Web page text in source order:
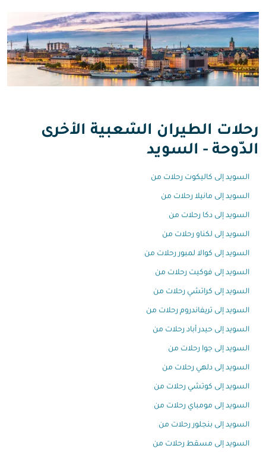
رحلات الطيران الشعبية الأخرى
الدّوحة - السويد
السويد إلى كاليكوت رحلات من
السويد إلى مانيلا رحلات من
السويد إلى دكا رحلات من
السويد إلى لكناو رحلات من
السويد إلى كوالا لمبور رحلات من
السويد إلى فوكيت رحلات من
السويد إلى كراتشي رحلات من
السويد إلى تريفاندروم رحلات من
السويد إلى حيدر أباد رحلات من
السويد إلى جوا رحلات من
السويد إلى دلهي رحلات من
السويد إلى كوتشي رحلات من
السويد إلى مومباي رحلات من
السويد إلى بنجلور رحلات من
السويد إلى مسقط رحلات من